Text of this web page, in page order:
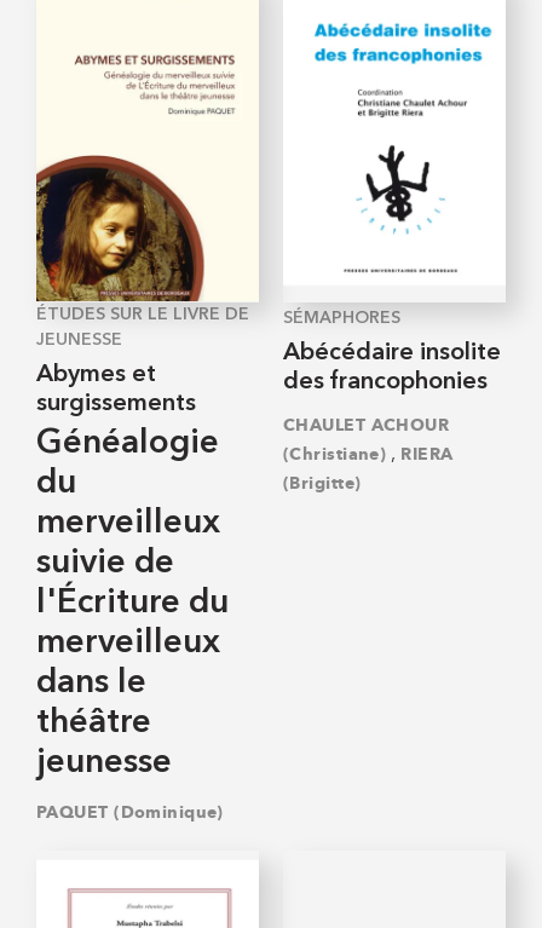
ÉTUDES SUR LE LIVRE DE
JEUNESSE
Abymes et
surgissements
Généalogie
du
merveilleux
suivie de
l'Écriture du
merveilleux
dans le
théâtre
jeunesse
PAQUET (Dominique)
SÉMAPHORES
Abécédaire insolite
des francophonies
CHAULET ACHOUR
(Christiane) , RIERA
(Brigitte)